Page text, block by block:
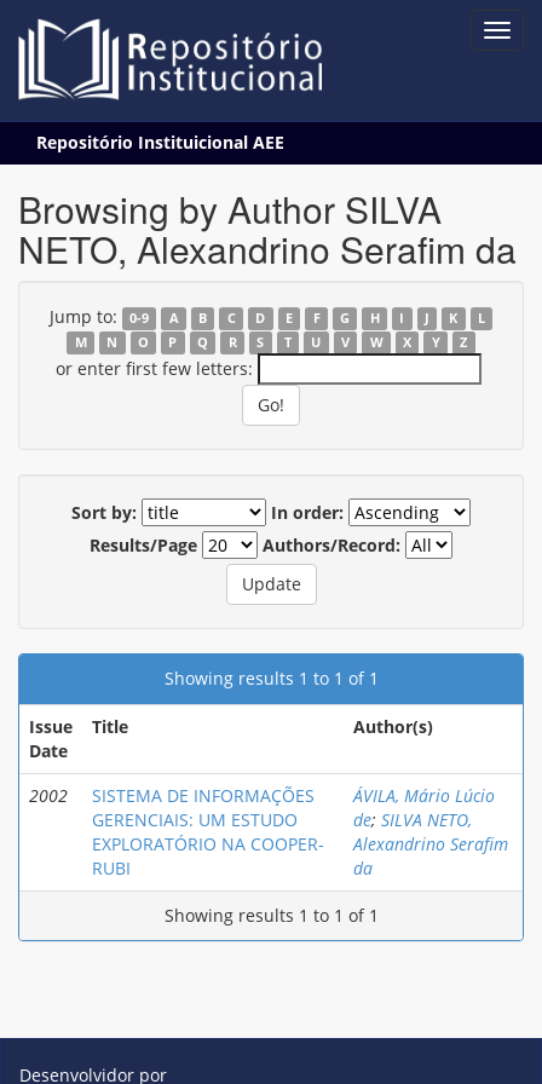
navigation
Repositório Instituicional AEE
Browsing by Author SILVA
NETO, Alexandrino Serafim da
Jump to: 0-9 A B C D E F G H I J K
L
M
N O P Q R S T U V W X Y Z
or enter first few letters:
Sort by:
In order:
Results/Page
Authors/Record:
Showing results 1 to 1 of 1
Issue
Date
Title Author(s)
2002
SISTEMA DE INFORMAÇÕES
GERENCIAIS: UM ESTUDO
EXPLORATÓRIO NA COOPER-
RUBI
ÁVILA, Mário Lúcio
de; SILVA NETO,
Alexandrino Serafim
da
Showing results 1 to 1 of 1
Desenvolvidor por